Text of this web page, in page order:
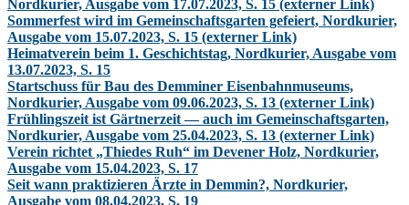
Nordkurier, Ausgabe vom 17.07.2023, S. 15 (externer Link)
Sommerfest wird im Gemeinschaftsgarten gefeiert, Nordkurier,
Ausgabe vom 15.07.2023, S. 15 (externer Link)
Heimatverein beim 1. Geschichtstag, Nordkurier, Ausgabe vom
13.07.2023, S. 15
Startschuss für Bau des Demminer Eisenbahnmuseums,
Nordkurier, Ausgabe vom 09.06.2023, S. 13 (externer Link)
Frühlingszeit ist Gärtnerzeit — auch im Gemeinschaftsgarten,
Nordkurier, Ausgabe vom 25.04.2023, S. 13 (externer Link)
Verein richtet „Thiedes Ruh“ im Devener Holz, Nordkurier,
Ausgabe vom 15.04.2023, S. 17
Seit wann praktizieren Ärzte in Demmin?, Nordkurier,
Ausgabe vom 08.04.2023, S. 19